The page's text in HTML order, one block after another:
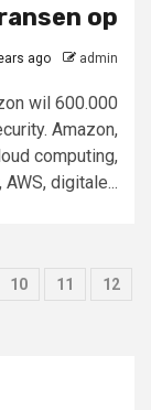
op
ago admin
wil 600.000
Amazon,
computing,
digitale...
10 11
12